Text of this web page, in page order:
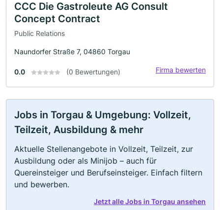
CCC Die Gastroleute AG Consult
Concept Contract
Public Relations
Naundorfer Straße 7, 04860 Torgau
0.0 (0 Bewertungen) Firma bewerten
Jobs in Torgau & Umgebung: Vollzeit,
Teilzeit, Ausbildung & mehr
Aktuelle Stellenangebote in Vollzeit, Teilzeit, zur
Ausbildung oder als Minijob – auch für
Quereinsteiger und Berufseinsteiger. Einfach filtern
und bewerben.
Jetzt alle Jobs in Torgau ansehen